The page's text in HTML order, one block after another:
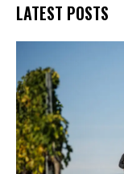
LATEST POSTS